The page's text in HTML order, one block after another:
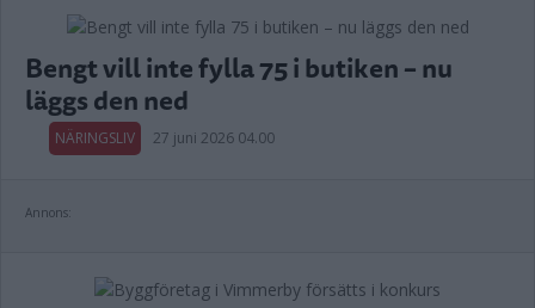
Bengt vill inte fylla 75 i butiken – nu
läggs den ned
NÄRINGSLIV 27 juni 2026 04.00
Annons: